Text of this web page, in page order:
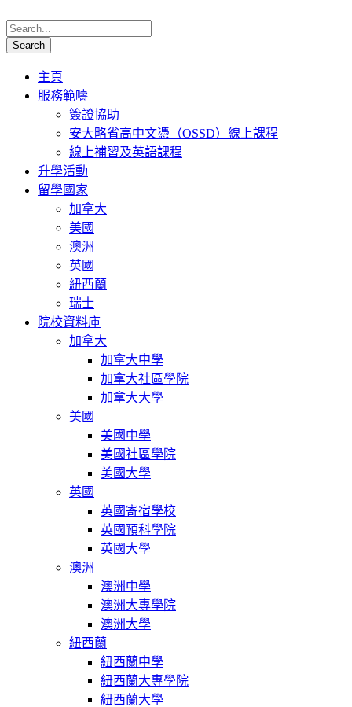
主頁
服務範疇
簽證協助
安大略省高中文憑（OSSD）線上課程
線上補習及英語課程
升學活動
留學國家
加拿大
美國
澳洲
英國
紐西蘭
瑞士
院校資料庫
加拿大
加拿大中學
加拿大社區學院
加拿大大學
美國
美國中學
美國社區學院
美國大學
英國
英國寄宿學校
英國預科學院
英國大學
澳洲
澳洲中學
澳洲大專學院
澳洲大學
紐西蘭
紐西蘭中學
紐西蘭大專學院
紐西蘭大學